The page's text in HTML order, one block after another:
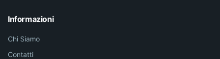
Informazioni
Chi Siamo
Contatti